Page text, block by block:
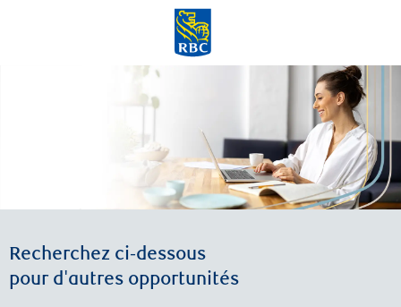
Skip to main content
Recherchez ci-dessous
pour d'autres opportunités